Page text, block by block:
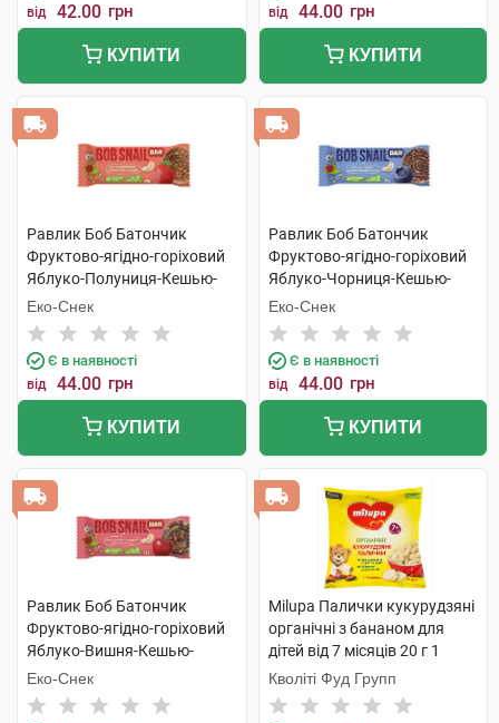
від 42.00 грн
КУПИТИ
від 44.00 грн
КУПИТИ
Равлик Боб Батончик
Фруктово-ягідно-горіховий
Яблуко-Полуниця-Кешью-
Криспи Кіноа 35 г 1 шт
Еко-Снек
Є в наявності
від 44.00 грн
КУПИТИ
Равлик Боб Батончик
Фруктово-ягідно-горіховий
Яблуко-Чорниця-Кешью-
Криспи Кіноа 35 г 1 шт
Еко-Снек
Є в наявності
від 44.00 грн
КУПИТИ
Равлик Боб Батончик
Фруктово-ягідно-горіховий
Яблуко-Вишня-Кешью-
Криспи Кіноа 35 г 1 шт
Еко-Снек
Milupa Палички кукурудзяні
органічні з бананом для
дітей від 7 місяців 20 г 1
пакет
Кволіті Фуд Групп